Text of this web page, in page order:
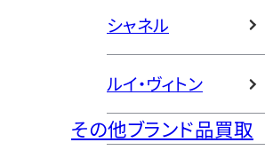
シャネル
ルイ・ヴィトン
その他ブランド品買取